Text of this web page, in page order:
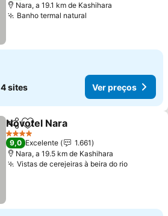
Nara, a 19.1 km de Kashihara
Banho termal natural
4 sites Ver preços
PartilharAdicionar aos favoritos
Novotel Nara
4 Estrelas
9,0 Excelente
1.661
Nara, a 19.5 km de Kashihara
Vistas de cerejeiras à beira do rio